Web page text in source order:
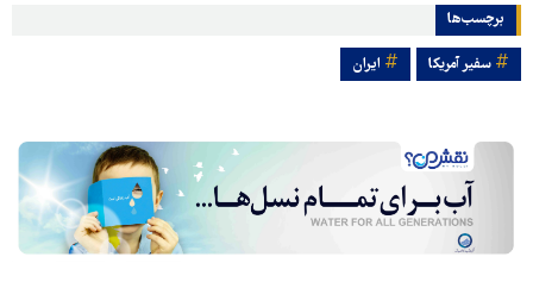
برچسب‌ها
سفیر آمریکا ایران